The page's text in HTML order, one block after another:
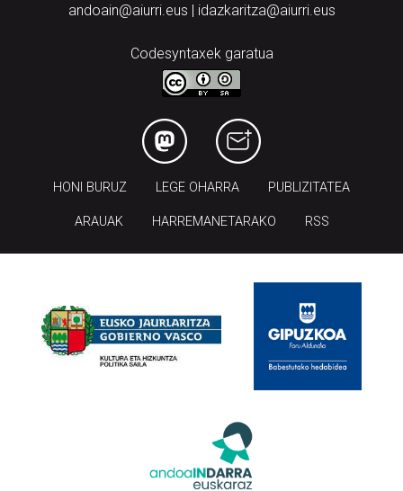
andoain@aiurri.eus | idazkaritza@aiurri.eus
Codesyntaxek garatua
HONI BURUZ LEGE OHARRA PUBLIZITATEA
ARAUAK HARREMANETARAKO RSS